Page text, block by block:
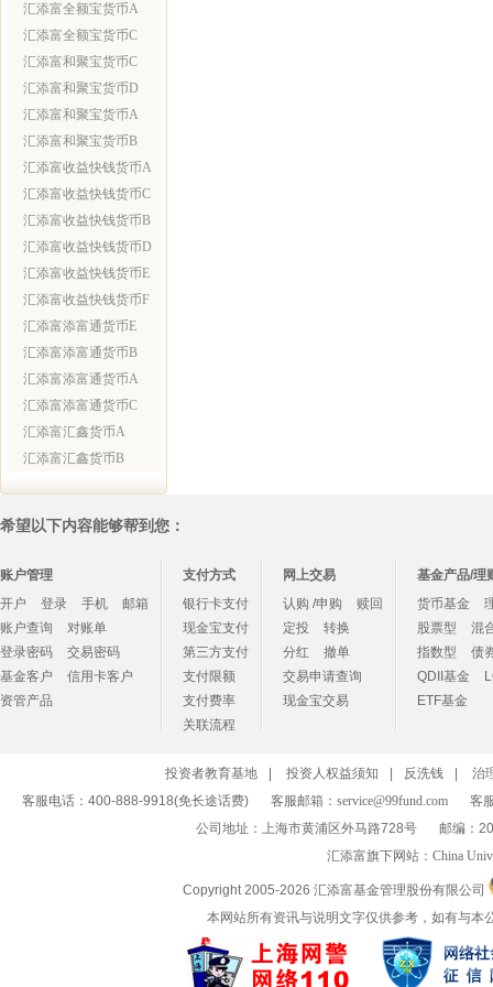
汇添富全额宝货币A
汇添富全额宝货币C
汇添富和聚宝货币C
汇添富和聚宝货币D
汇添富和聚宝货币A
汇添富和聚宝货币B
汇添富收益快钱货币A
汇添富收益快钱货币C
汇添富收益快钱货币B
汇添富收益快钱货币D
汇添富收益快钱货币E
汇添富收益快钱货币F
汇添富添富通货币E
汇添富添富通货币B
汇添富添富通货币A
汇添富添富通货币C
汇添富汇鑫货币A
汇添富汇鑫货币B
希望以下内容能够帮到您：
账户管理
开户
登录 手机
邮箱
账户查询
对账单
登录密码
交易密码
基金客户
信用卡客户
资管产品
支付方式
银行卡支付
现金宝支付
第三方支付
支付限额
支付费率
关联流程
网上交易
认购 /申购
赎回
定投
转换
分红
撤单
交易申请查询
现金宝交易
基金产品/理
货币基金
股票型
混
指数型
债
QDII基金
ETF基金
投资者教育基地 投资人权益须知 反洗钱
治
客服电话：400-888-9918(免长途话费)
客服邮箱： service@99fund.com
客
公司地址：上海市黄浦区外马路728号
邮编：
汇添富旗下网站： China
Copyright 2005-2026 汇添富基金管理股份有限公司
本网站所有资讯与说明文字仅供参考，如有与本